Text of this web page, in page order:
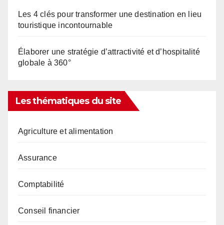
Les 4 clés pour transformer une destination en lieu
touristique incontournable
Élaborer une stratégie d’attractivité et d’hospitalité
globale à 360°
Les thématiques du site
Agriculture et alimentation
Assurance
Comptabilité
Conseil financier